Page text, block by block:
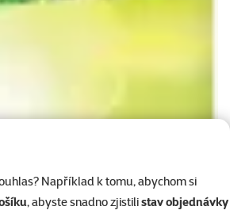
Například k tomu, abychom si
, abyste snadno zjistilistav objednávky